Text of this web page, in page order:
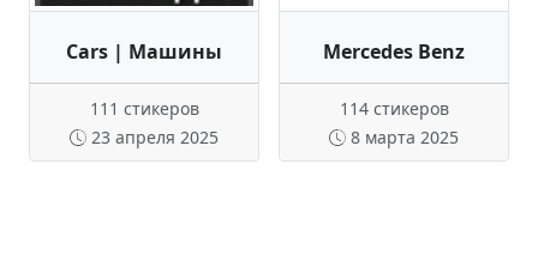
Cars | Машины
111 стикеров
23 апреля 2025
Mercedes Benz
114 стикеров
8 марта 2025